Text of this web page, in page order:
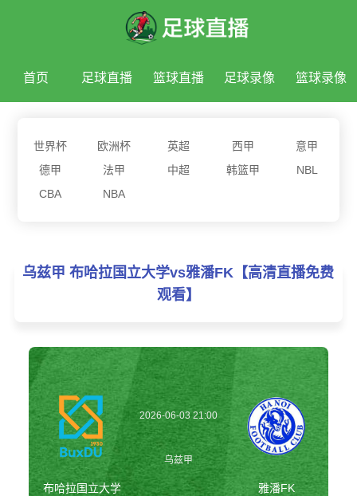
首页 足球直播 篮球直播 足球录像 篮球录像
世界杯 欧洲杯 英超 西甲
意甲
德甲
法甲 中超 韩篮甲
NBL
CBA
NBA
乌兹甲 布哈拉国立大学vs雅潘FK【高清直播免费
观看】
布哈拉国立大学
2026-06-03 21:00
乌兹甲
雅潘FK